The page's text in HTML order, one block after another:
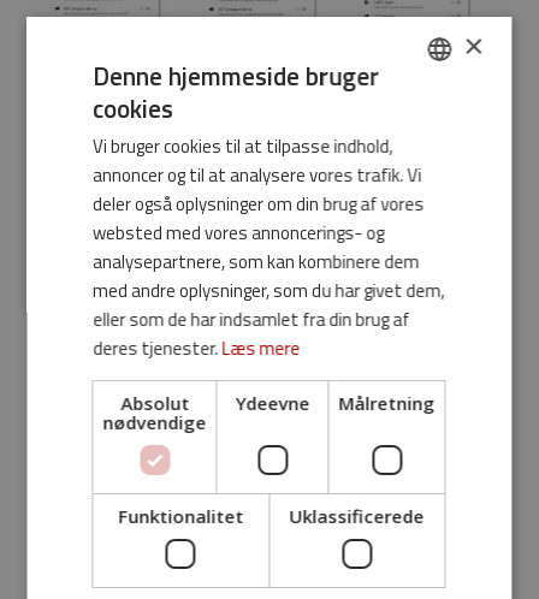
Hvorfor skal du vælge Repoint
Organizer?
RePoint Organizer er udviklet som et Add-in til Office
365, og baserer sig på best practices fra Microsoft.
Dette sikrer nem implementering, og en god
brugeroplevelse i både desktop, online og på tværs af
enheder!
En fast pris, uanset brugere og du betaler ikke før du
har vurderet at opgaven er løst!
×
Denne hjemmeside bruger
cookies
Vi bruger cookies til at tilpasse indhold,
annoncer og til at analysere vores trafik. Vi
deler også oplysninger om din brug af vores
websted med vores annoncerings- og
analysepartnere, som kan kombinere dem
med andre oplysninger, som du har givet dem,
eller som de har indsamlet fra din brug af
deres tjenester.Læs mere
Absolut
nødvendige
Ydeevne Målretning
Funktionalitet Uklassificerede